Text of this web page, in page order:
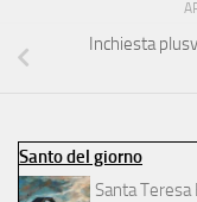
Inchiesta
Santo del giorno
Santa